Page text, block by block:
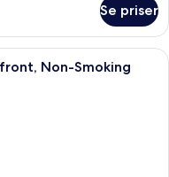
Se priser
hotelværelse med en
Non-Smoking